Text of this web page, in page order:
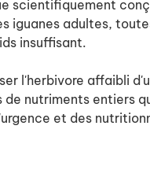
scientifiquement
iguanes adultes,
insuffisant.
l'herbivore affaibli
nutriments entiers
et des